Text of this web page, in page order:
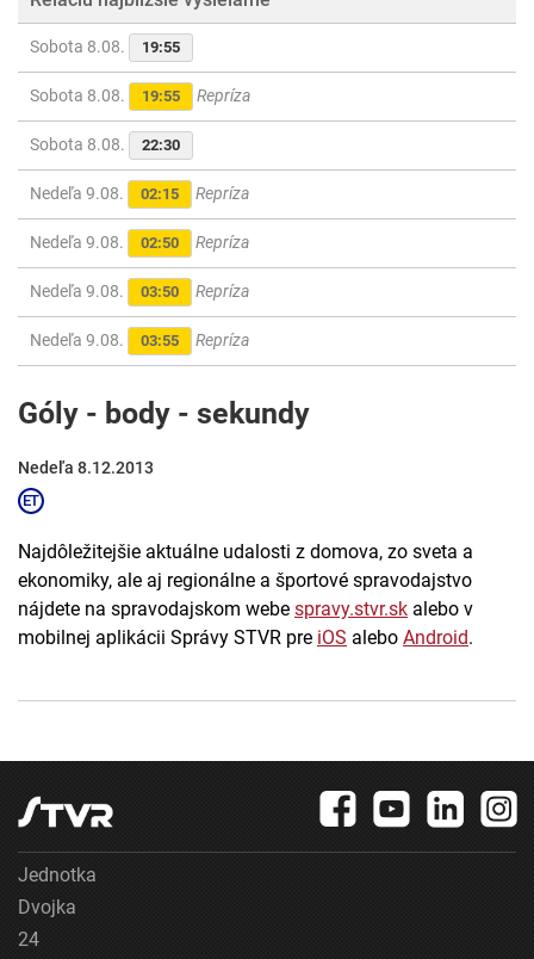
Sobota 8.08. 19:55
Sobota 8.08. 19:55 Repríza
Sobota 8.08. 22:30
Nedeľa 9.08. 02:15 Repríza
Nedeľa 9.08. 02:50 Repríza
Nedeľa 9.08. 03:50 Repríza
Nedeľa 9.08. 03:55 Repríza
Góly - body - sekundy
Nedeľa 8.12.2013
Najdôležitejšie aktuálne udalosti z domova, zo sveta a
ekonomiky, ale aj regionálne a športové spravodajstvo
nájdete na spravodajskom webe spravy.stvr.sk alebo v
mobilnej aplikácii Správy STVR pre iOS alebo Android.
Jednotka
Dvojka
24